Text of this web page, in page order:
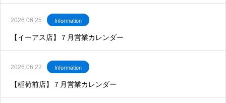
2026.06.25 Information
【イーアス店】７月営業カレンダー
2026.06.22 Information
【稲荷前店】７月営業カレンダー